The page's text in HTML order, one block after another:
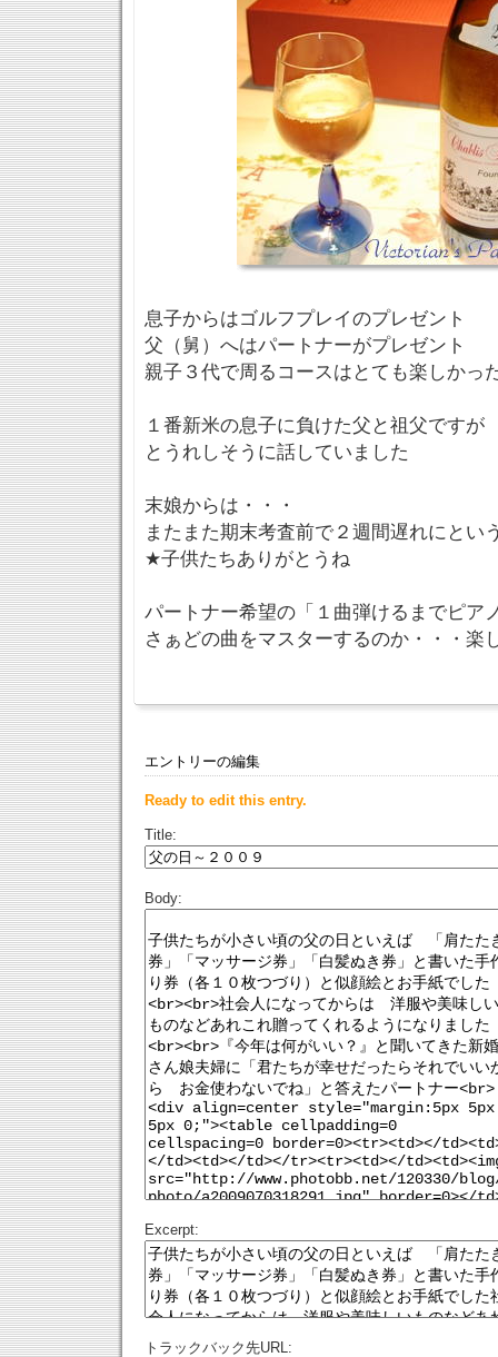
息子からはゴルフプレイのプレゼント
父（舅）へはパートナーがプレゼント
親子３代で周るコースはとても楽しかっ
１番新米の息子に負けた父と祖父です
とうれしそうに話していました
末娘からは・・・
またまた期末考査前で２週間遅れにと
★子供たちありがとうね
パートナー希望の「１曲弾けるまでピア
さぁどの曲をマスターするのか・・・楽
エントリーの編集
Ready to edit this entry.
Title:
Body:
Excerpt:
トラックバック先URL: